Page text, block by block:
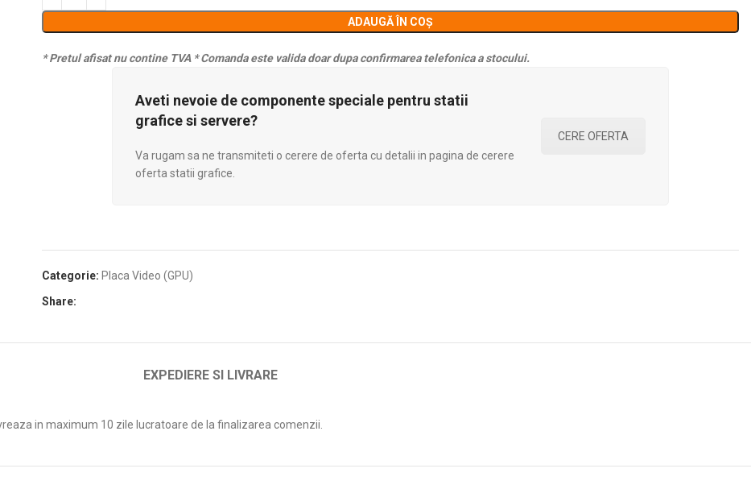
ADAUGĂ ÎN COȘ
* Pretul afisat nu contine TVA * Comanda este valida doar dupa confirmarea telefonica a stocului.
Aveti nevoie de componente speciale pentru statii
grafice si servere?
Va rugam sa ne transmiteti o cerere de oferta cu detalii in pagina de cerere
oferta statii grafice.
CERE OFERTA
Categorie: Placa Video (GPU)
Share:
EXPEDIERE SI LIVRARE
in maximum 10 zile lucratoare de la finalizarea comenzii.